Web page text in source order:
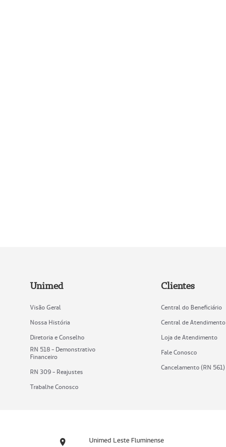
Unimed
Visão Geral
Nossa História
Diretoria e Conselho
RN 518 - Demonstrativo
Financeiro
RN 309 - Reajustes
Trabalhe Conosco
Clientes
Central do Beneficiário
Central de Atendimento
Loja de Atendimento
Fale Conosco
Cancelamento (RN 561)
Unimed Leste Fluminense